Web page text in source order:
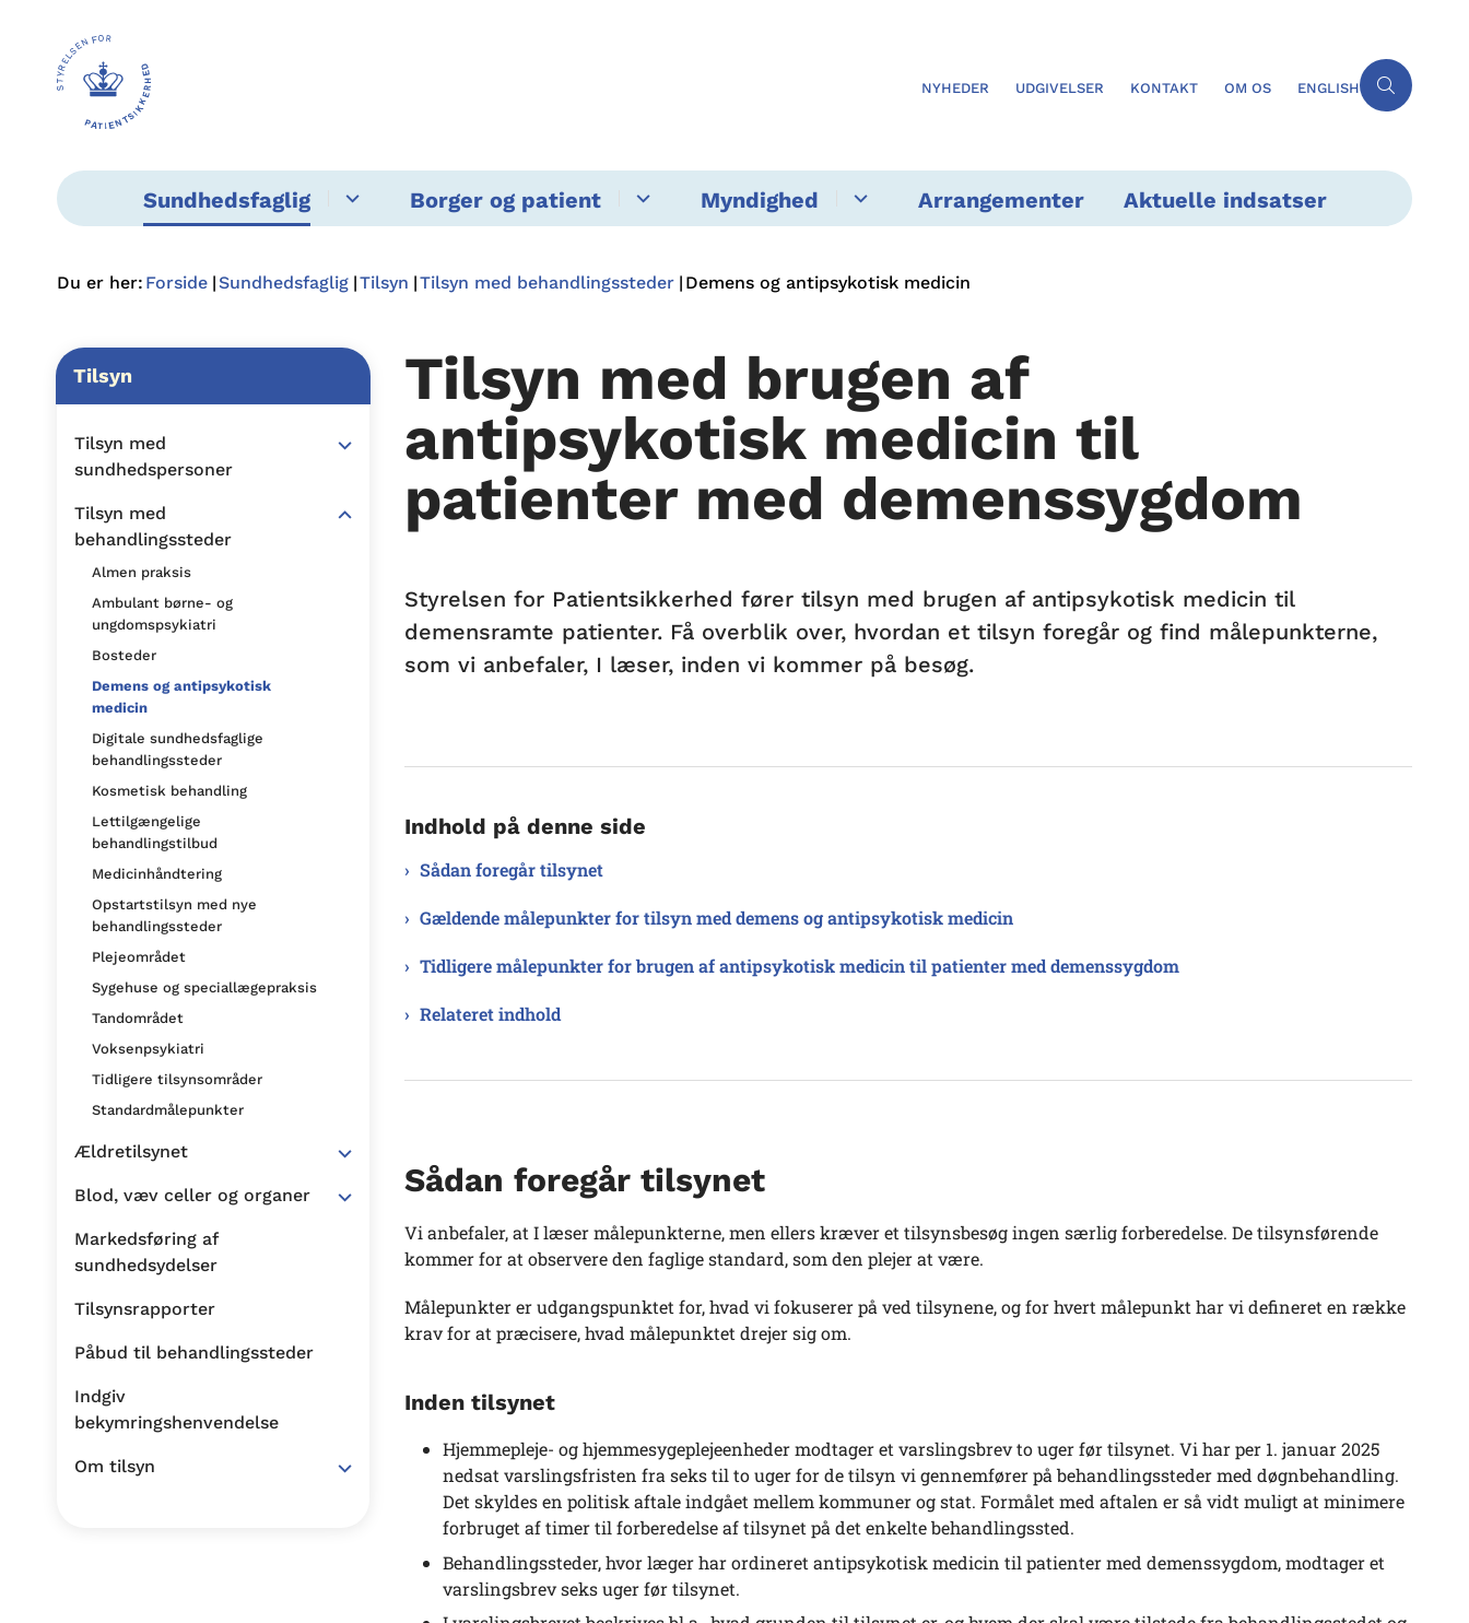
NYHEDER UDGIVELSER KONTAKT OM OS ENGLISH
Sundhedsfaglig Borger og patient Myndighed Arrangementer Aktuelle indsatser
Du er her: Forside Sundhedsfaglig Tilsyn Tilsyn med behandlingssteder Demens og antipsykotisk medicin
Tilsyn
Tilsyn med
sundhedspersoner
Tilsyn med
behandlingssteder
Almen praksis
Ambulant børne- og
ungdomspsykiatri
Bosteder
Demens og antipsykotisk
medicin
Digitale sundhedsfaglige
behandlingssteder
Kosmetisk behandling
Lettilgængelige
behandlingstilbud
Medicinhåndtering
Opstartstilsyn med nye
behandlingssteder
Plejeområdet
Sygehuse og speciallægepraksis
Tandområdet
Voksenpsykiatri
Tidligere tilsynsområder
Standardmålepunkter
Ældretilsynet
Blod, væv celler og organer
Markedsføring af
sundhedsydelser
Tilsynsrapporter
Påbud til behandlingssteder
Indgiv
bekymringshenvendelse
Om tilsyn
Tilsyn med brugen af
antipsykotisk medicin til
patienter med demenssygdom
Styrelsen for Patientsikkerhed fører tilsyn med brugen af antipsykotisk medicin til
demensramte patienter. Få overblik over, hvordan et tilsyn foregår og find målepunkterne,
som vi anbefaler, I læser, inden vi kommer på besøg.
Indhold på denne side
Sådan foregår tilsynet
Gældende målepunkter for tilsyn med demens og antipsykotisk medicin
Tidligere målepunkter for brugen af antipsykotisk medicin til patienter med demenssygdom
Relateret indhold
Sådan foregår tilsynet
Vi anbefaler, at I læser målepunkterne, men ellers kræver et tilsynsbesøg ingen særlig forberedelse. De tilsynsførende
kommer for at observere den faglige standard, som den plejer at være.
Målepunkter er udgangspunktet for, hvad vi fokuserer på ved tilsynene, og for hvert målepunkt har vi defineret en række
krav for at præcisere, hvad målepunktet drejer sig om.
Inden tilsynet
Hjemmepleje- og hjemmesygeplejeenheder modtager et varslingsbrev to uger før tilsynet. Vi har per 1. januar 2025
nedsat varslingsfristen fra seks til to uger for de tilsyn vi gennemfører på behandlingssteder med døgnbehandling.
Det skyldes en politisk aftale indgået mellem kommuner og stat. Formålet med aftalen er så vidt muligt at minimere
forbruget af timer til forberedelse af tilsynet på det enkelte behandlingssted.
Behandlingssteder, hvor læger har ordineret antipsykotisk medicin til patienter med demenssygdom, modtager et
varslingsbrev seks uger før tilsynet.